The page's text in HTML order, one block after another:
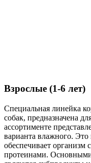
Взрослые (1-6 лет)
Специальная линейка
собак, предназначена
ассортименте
варианта влажного.
обеспечивает
протеинами.